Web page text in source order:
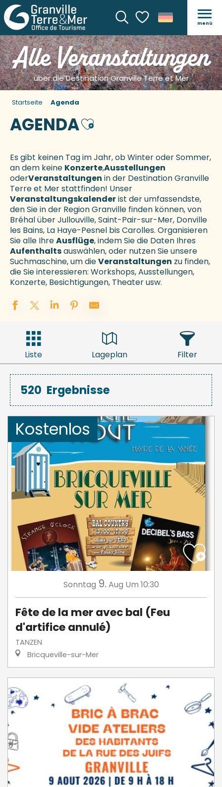
SucheVoir les favoris
menü
Alle Veranstaltungen
über die Destination Granville Terre et Mer
Startseite Agenda
AGENDAAjouter aux favoris
Es gibt keinen Tag im Jahr, ob Winter oder Sommer,
an dem keine Konzerte,Ausstellungen
oderVeranstaltungen in der Destination Granville
Terre et Mer stattfinden! Unser
Veranstaltungskalenderist der umfassendste,
den Sie in der Region Granville finden können, von
Bréhal über Jullouville, Saint-Pair-sur-Mer, Donville
les Bains, La Haye-Pesnel bis Carolles. Organisieren
Sie alle IhreAusflüge, indem Sie die Daten Ihres
Aufenthaltsauswählen, oder nutzen Sie unsere
Suchmaschine, um dieVeranstaltungen zu finden,
die Sie interessieren: Workshops, Ausstellungen,
Konzerte, Besichtigungen, Theater usw.
Liste Lageplan Filter
520 Ergebnisse
Kostenlos
Sonntag 9. Aug Um 10:30
Fête de la mer avec bal (Feu
d'artifice annulé)
TANZEN
Bricqueville-sur-Mer